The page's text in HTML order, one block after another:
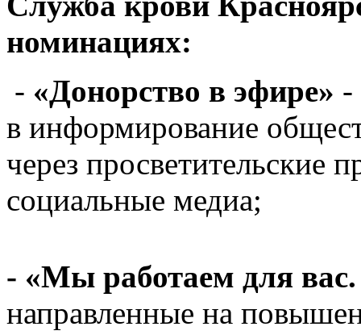
номинациях:
- «Донорство в эфире» -
в информирование
через просветительские
социальные медиа;
- «Мы работаем для вас.
направленные на